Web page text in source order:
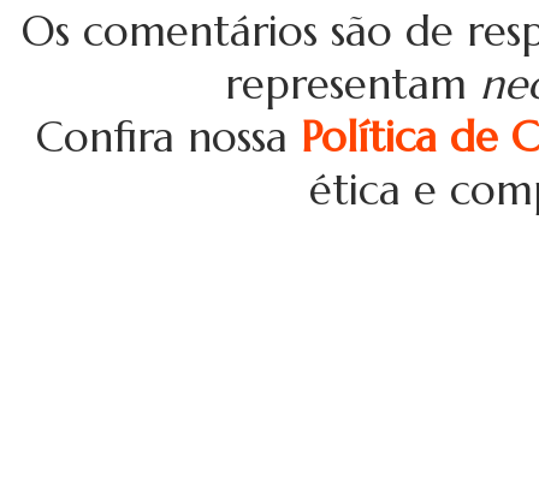
Os comentários são de
representam
Confira nossa Política de
ética e